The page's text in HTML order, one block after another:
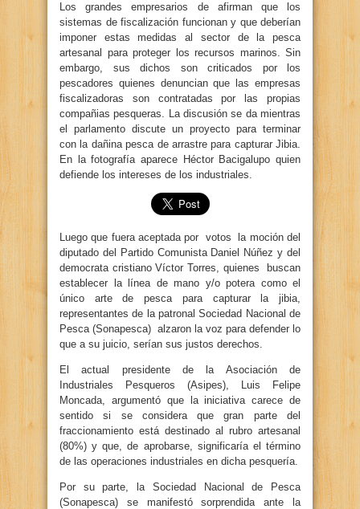
Los grandes empresarios de afirman que los
sistemas de fiscalización funcionan y que deberían
imponer estas medidas al sector de la pesca
artesanal para proteger los recursos marinos. Sin
embargo, sus dichos son criticados por los
pescadores quienes denuncian que las empresas
fiscalizadoras son contratadas por las propias
compañias pesqueras. La discusión se da mientras
el parlamento discute un proyecto para terminar
con la dañina pesca de arrastre para capturar Jibia.
En la fotografía aparece Héctor Bacigalupo quien
defiende los intereses de los industriales.
Luego que fuera aceptada por votos la moción del
diputado del Partido Comunista Daniel Núñez y del
democrata cristiano Víctor Torres, quienes buscan
establecer la línea de mano y/o potera como el
único arte de pesca para capturar la jibia,
representantes de la patronal Sociedad Nacional de
Pesca (Sonapesca) alzaron la voz para defender lo
que a su juicio, serían sus justos derechos.
El actual presidente de la Asociación de
Industriales Pesqueros (Asipes), Luis Felipe
Moncada, argumentó que la iniciativa carece de
sentido si se considera que gran parte del
fraccionamiento está destinado al rubro artesanal
(80%) y que, de aprobarse, significaría el término
de las operaciones industriales en dicha pesquería.
Por su parte, la Sociedad Nacional de Pesca
(Sonapesca) se manifestó sorprendida ante la